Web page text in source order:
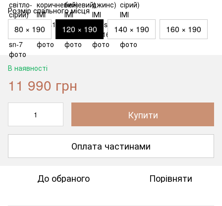
Розмір спального місця
80 × 190 120 × 190 140 × 190 160 × 190
В наявності
11 990 грн
Купити
Оплата частинами
До обраного Порівняти